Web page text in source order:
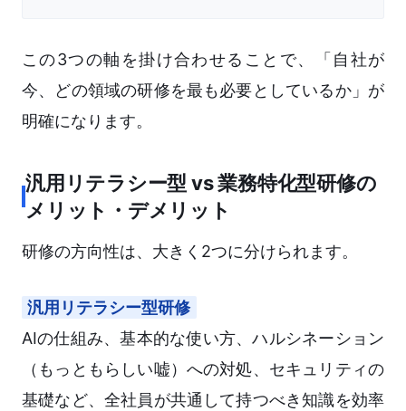
この3つの軸を掛け合わせることで、「自社が
今、どの領域の研修を最も必要としているか」が
明確になります。
汎用リテラシー型 vs 業務特化型研修の
メリット・デメリット
研修の方向性は、大きく2つに分けられます。
汎用リテラシー型研修
AIの仕組み、基本的な使い方、ハルシネーション
（もっともらしい嘘）への対処、セキュリティの
基礎など、全社員が共通して持つべき知識を効率